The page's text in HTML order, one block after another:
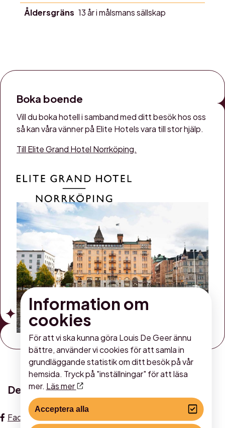
Åldersgräns 13 år i målsmans sällskap
Boka boende
Vill du boka hotell i samband med ditt besök hos oss
så kan våra vänner på Elite Hotels vara till stor hjälp.
Till Elite Grand Hotel Norrköping.
Dela
Facebook Email
Information om
cookies
För att vi ska kunna göra Louis De Geer ännu
bättre, använder vi cookies för att samla in
grundläggande statistik om ditt besök på vår
hemsida. Tryck på "inställningar" för att läsa
mer. Läs mer
Acceptera alla